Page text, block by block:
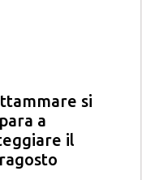
si
a
il